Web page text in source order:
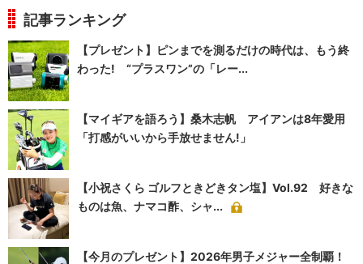
記事ランキング
【プレゼント】ピンまでを測るだけの時代は、もう終
わった! “プラスワン”の「レー...
【マイギアを語ろう】桑木志帆 アイアンは8年愛用
「打感がいいから手放せません!」
【小祝さくら ゴルフときどきタン塩】Vol.92 好きな
ものは魚、ナマコ酢、シャ...
【今月のプレゼント】2026年男子メジャー全制覇！